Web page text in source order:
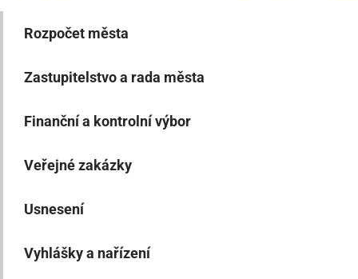
Rozpočet města
Zastupitelstvo a rada města
Finanční a kontrolní výbor
Veřejné zakázky
Usnesení
Vyhlášky a nařízení